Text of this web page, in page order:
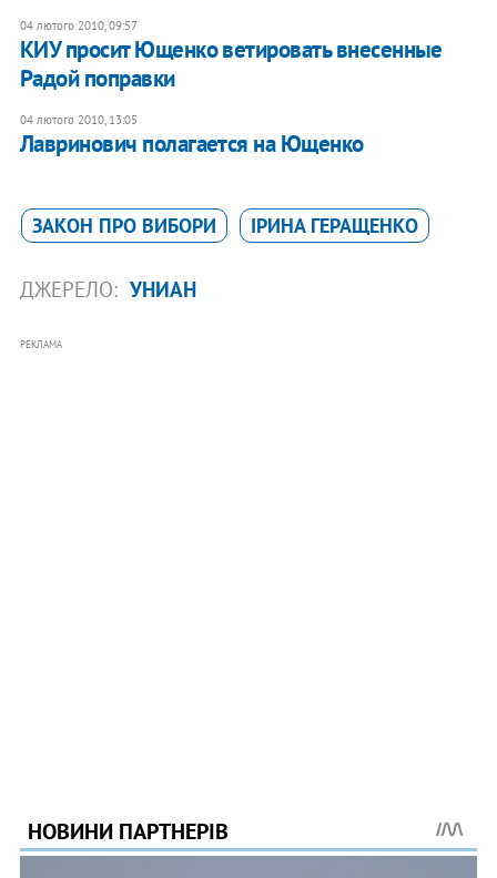
04 лютого 2010, 09:57
КИУ просит Ющенко ветировать внесенные
Радой поправки
04 лютого 2010, 13:05
Лавринович полагается на Ющенко
ЗАКОН ПРО ВИБОРИ ІРИНА ГЕРАЩЕНКО
ДЖЕРЕЛО: УНИАН
РЕКЛАМА